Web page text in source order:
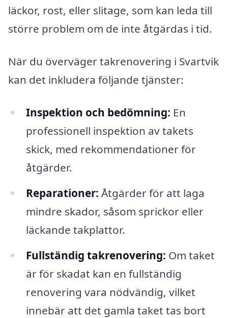
läckor, rost, eller slitage, som kan leda till
större problem om de inte åtgärdas i tid.
När du överväger takrenovering i Svartvik
kan det inkludera följande tjänster:
Inspektion och bedömning: En
professionell inspektion av takets
skick, med rekommendationer för
åtgärder.
Reparationer: Åtgärder för att laga
mindre skador, såsom sprickor eller
läckande takplattor.
Fullständig takrenovering: Om taket
är för skadat kan en fullständig
renovering vara nödvändig, vilket
innebär att det gamla taket tas bort